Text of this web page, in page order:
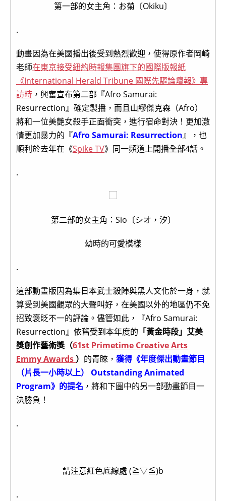
第一部的女主角：お菊〔Okiku〕
.
動畫因為在美國播出後受到熱烈歡迎，使得原作者岡崎
老師在東京接受紐約時報集團旗下的國際版報紙
《International Herald Tribune 國際先驅論壇報》專
訪時 ，興奮宣布第二部『Afro Samurai:
Resurrection』確定製播，而且山繆傑克森（Afro）
將和一位美艷女殺手正面衝突，進行宿命對決！更加激
情更加暴力的『Afro Samurai: Resurrection』，也
順利於去年在《Spike TV》同一頻道上開播全部4話。
.
第二部的女主角：Sio〔シオ，汐〕
幼時的可愛模樣
.
這部動畫版因為集日本武士殺陣與黑人文化於一身，就
算受到美國觀眾的大聲叫好，在美國以外的地區仍不免
招致褒貶不一的評論。儘管如此，『Afro Samurai:
Resurrection』依舊受到本年度的 「黃金時段」艾美
獎創作藝術獎（61st Primetime Creative Arts
Emmy Awards） 的青睞， 獲得《年度傑出動畫節目
（片長一小時以上） Outstanding Animated
Program》的提名 ，將和下圖中的另一部動畫節目一
決勝負！
.
請注意紅色底線處 (≧▽≦)b
.